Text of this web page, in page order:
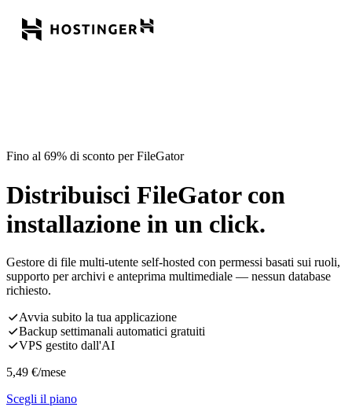
Fino al 69% di sconto per FileGator
Distribuisci FileGator con
installazione in un click.
Gestore di file multi-utente self-hosted con permessi basati sui ruoli,
supporto per archivi e anteprima multimediale — nessun database
richiesto.
Avvia subito la tua applicazione
Backup settimanali automatici gratuiti
VPS gestito dall'AI
5,49 €/mese
Scegli il piano